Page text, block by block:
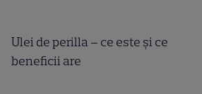
Ulei de perilla – ce este și ce
beneficii are